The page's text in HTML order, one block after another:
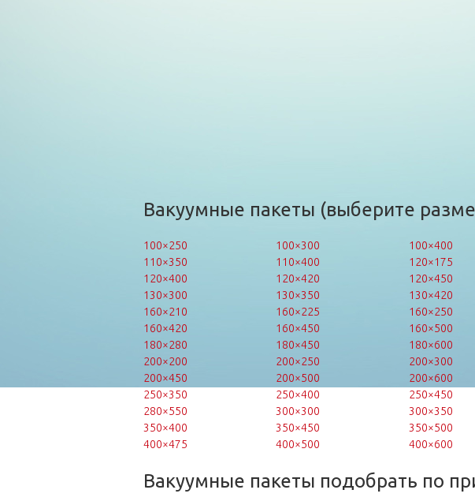
Вакуумные пакеты (выберите
100×250 100×300 100×400
110×350
110×400 120×175
120×400
120×420 120×450
130×300
130×350 130×420
160×210
160×225 160×250
160×420
160×450 160×500
180×280
180×450 180×600
200×200
200×250 200×300
200×450
200×500 200×600
250×350
250×400 250×450
280×550
300×300 300×350
350×400
350×450 350×500
400×475
400×500 400×600
Вакуумные пакеты подобрать по